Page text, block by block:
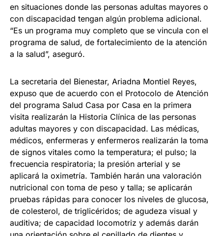
en situaciones donde las personas adultas mayores o
con discapacidad tengan algún problema adicional.
“Es un programa muy completo que se vincula con el
programa de salud, de fortalecimiento de la atención
a la salud”, aseguró.
La secretaria del Bienestar, Ariadna Montiel Reyes,
expuso que de acuerdo con el Protocolo de Atención
del programa Salud Casa por Casa en la primera
visita realizarán la Historia Clínica de las personas
adultas mayores y con discapacidad. Las médicas,
médicos, enfermeras y enfermeros realizarán la toma
de signos vitales como la temperatura; el pulso; la
frecuencia respiratoria; la presión arterial y se
aplicará la oximetría. También harán una valoración
nutricional con toma de peso y talla; se aplicarán
pruebas rápidas para conocer los niveles de glucosa,
de colesterol, de triglicéridos; de agudeza visual y
auditiva; de capacidad locomotriz y además darán